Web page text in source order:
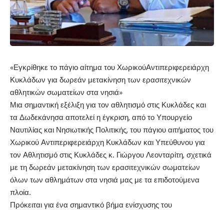
«Εγκρίθηκε το πάγιο αίτημα του ΧωρικούΑντιπεριφερειάρχη
Κυκλάδων για δωρεάν μετακίνηση των ερασιτεχνικών
αθλητικών σωματείων στα νησιά»
Μια σημαντική εξέλιξη για τον αθλητισμό στις Κυκλάδες και
τα Δωδεκάνησα αποτελεί η έγκριση, από το Υπουργείο
Ναυτιλίας και Νησιωτικής Πολιτικής, του πάγιου αιτήματος του
Χωρικού Αντιπεριφερειάρχη Κυκλάδων και Υπεύθυνου για
τον Αθλητισμό στις Κυκλάδες κ. Γιώργου Λεονταρίτη, σχετικά
με τη δωρεάν μετακίνηση των ερασιτεχνικών σωματείων
όλων των αθλημάτων στα νησιά μας με τα επιδοτούμενα
πλοία.
Πρόκειται για ένα σημαντικό βήμα ενίσχυσης του